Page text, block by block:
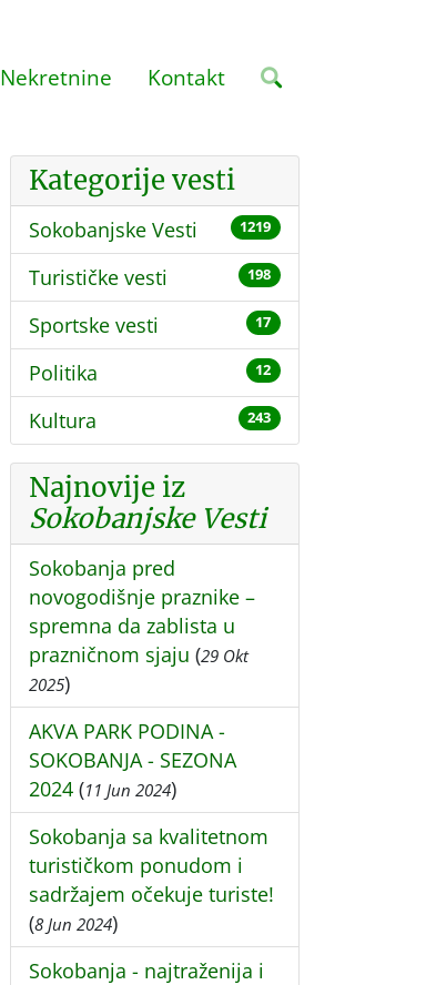
Nekretnine Kontakt
Kategorije vesti
Sokobanjske Vesti 1219
Turističke vesti 198
Sportske vesti 17
Politika 12
Kultura 243
Najnovije iz
Sokobanjske Vesti
Sokobanja pred
novogodišnje praznike –
spremna da zablista u
prazničnom sjaju (29 Okt
2025)
AKVA PARK PODINA -
SOKOBANJA - SEZONA
2024 (11 Jun 2024)
Sokobanja sa kvalitetnom
turističkom ponudom i
sadržajem očekuje turiste!
(8 Jun 2024)
Sokobanja - najtraženija i